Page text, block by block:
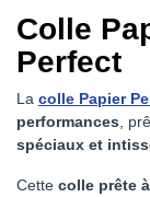
Colle
Perfect
La colle Papier
performances,
spéciaux et
Cette colle prête